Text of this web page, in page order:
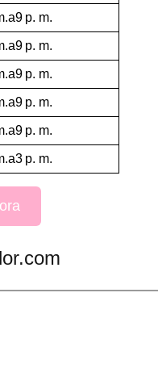
p. m.
p. m.
p. m.
p. m.
p. m.
p. m.